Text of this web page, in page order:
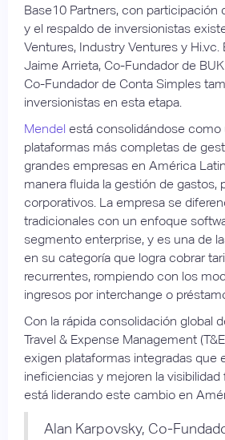
Base10 Partners, con participación
y el respaldo de inversionistas
Ventures, Industry Ventures y Hi.vc.
Jaime Arrieta, Co-Fundador de
Co-Fundador de Conta Simples
inversionistas en esta etapa.
Mendel está consolidándose como
plataformas más completas de
grandes empresas en América
manera fluida la gestión de gastos,
corporativos. La empresa se
tradicionales con un enfoque
segmento enterprise, y es una de
en su categoría que logra cobrar
recurrentes, rompiendo con los
ingresos por interchange o
Con la rápida consolidación global
Travel & Expense Management
exigen plataformas integradas que
ineficiencias y mejoren la visibilidad
está liderando este cambio en
Alan Karpovsky, Co-